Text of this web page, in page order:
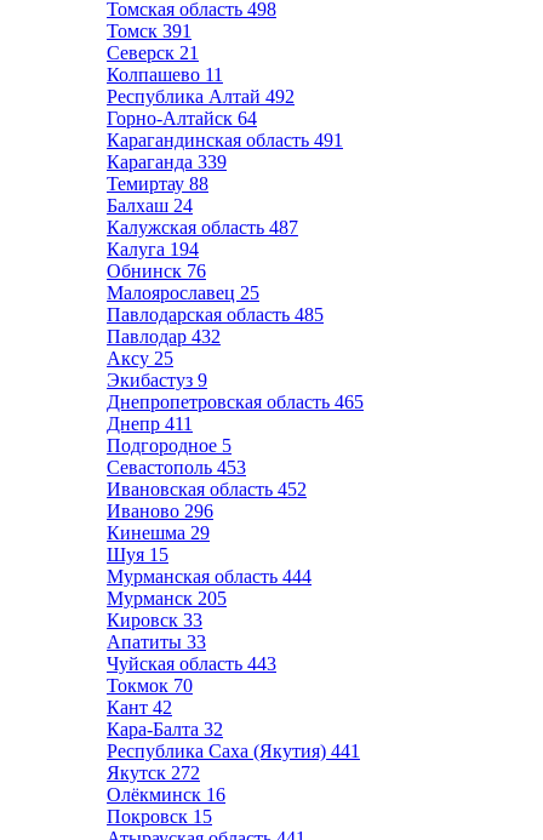
Томская область 498
Томск 391
Северск 21
Колпашево 11
Республика Алтай 492
Горно-Алтайск 64
Карагандинская область 491
Караганда 339
Темиртау 88
Балхаш 24
Калужская область 487
Калуга 194
Обнинск 76
Малоярославец 25
Павлодарская область 485
Павлодар 432
Аксу 25
Экибастуз 9
Днепропетровская область 465
Днепр 411
Подгородное 5
Севастополь 453
Ивановская область 452
Иваново 296
Кинешма 29
Шуя 15
Мурманская область 444
Мурманск 205
Кировск 33
Апатиты 33
Чуйская область 443
Токмок 70
Кант 42
Кара-Балта 32
Республика Саха (Якутия) 441
Якутск 272
Олёкминск 16
Покровск 15